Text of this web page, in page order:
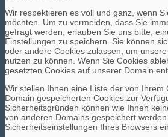
Wir respektieren es voll und ganz, wenn
möchten. Um zu vermeiden, dass Sie
gefragt werden, erlauben Sie uns bitte,
Einstellungen zu speichern. Sie können
oder andere Cookies zulassen, um
nutzen zu können. Wenn Sie Cookies
gesetzten Cookies auf unserer Domain
Wir stellen Ihnen eine Liste der von Ihrem
Domain gespeicherten Cookies zur
Sicherheitsgründen können wie Ihnen
von anderen Domains gespeichert
Sicherheitseinstellungen Ihres Browsers